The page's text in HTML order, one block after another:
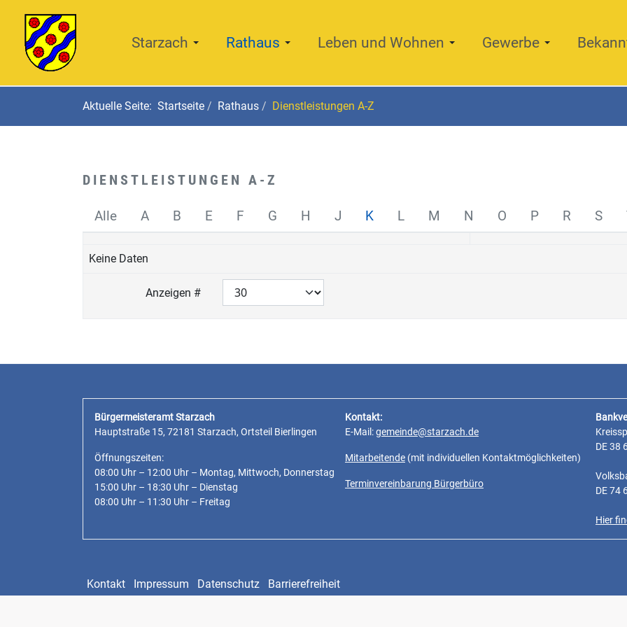
Starzach Rathaus Leben und Wohnen Gewerbe
Aktuelle Seite: Startseite Rathaus Dienstleistungen A-Z
DIENSTLEISTUNGEN A-Z
Alle A B E F G H J K L M N O P R S
Anzeigen #
Keine Daten
Bürgermeisteramt Starzach
Hauptstraße 15, 72181 Starzach, Ortsteil Bierlingen
Öffnungszeiten:
08:00 Uhr – 12:00 Uhr – Montag, Mittwoch, Donnerstag
15:00 Uhr – 18:30 Uhr – Dienstag
08:00 Uhr – 11:30 Uhr – Freitag
Kontakt:
E-Mail:gemeinde@starzach.de
Mitarbeitende (mit individuellen Kontaktmöglichkeiten)
Terminvereinbarung Bürgerbüro
DE 38
DE 74
Hier
Kontakt Impressum Datenschutz Barrierefreiheit